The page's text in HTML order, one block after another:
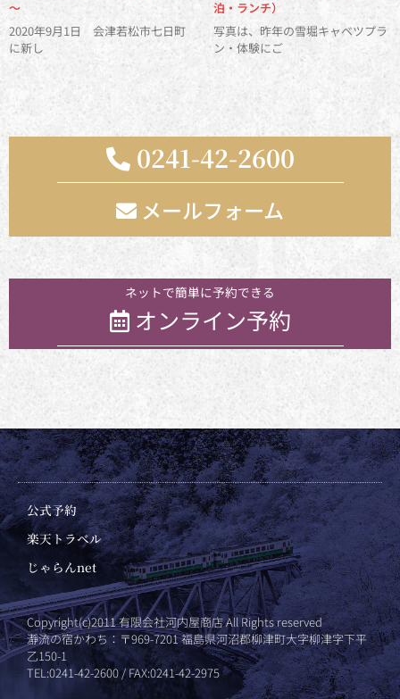
～
2020年9月1日 会津若松市七日町
に新し
泊・ランチ）
写真は、昨年の雪堀キャベツプラ
ン・体験にご
0241-42-2600
メールフォーム
お気軽にお問い合わせください
ネットで簡単に予約できる
オンライン予約
公式予約
楽天トラベル
じゃらんnet
Copyright(c)2011 有限会社河内屋商店 All Rights reserved
瀞流の宿かわち：〒969-7201 福島県河沼郡柳津町大字柳津字下平
乙150-1
TEL:0241-42-2600 / FAX:0241-42-2975